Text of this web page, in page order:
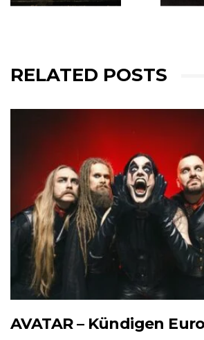
RELATED POSTS
AVATAR – Kündigen